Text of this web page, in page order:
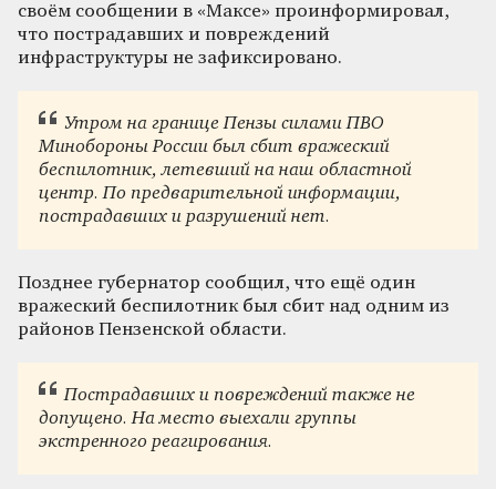
своём сообщении в «Максе» проинформировал,
что пострадавших и повреждений
инфраструктуры не зафиксировано.
Утром на границе Пензы силами ПВО
Минобороны России был сбит вражеский
беспилотник, летевший на наш областной
центр. По предварительной информации,
пострадавших и разрушений нет.
Позднее губернатор сообщил, что ещё один
вражеский беспилотник был сбит над одним из
районов Пензенской области.
Пострадавших и повреждений также не
допущено. На место выехали группы
экстренного реагирования.